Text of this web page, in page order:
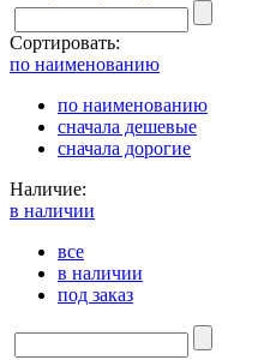
Сортировать:
по наименованию
по наименованию
сначала дешевые
сначала дорогие
Наличие:
в наличии
все
в наличии
под заказ